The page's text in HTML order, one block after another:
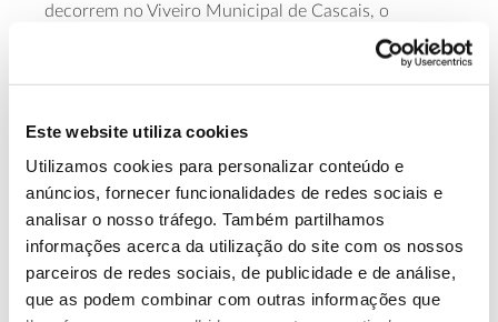
Este website utiliza cookies
Utilizamos cookies para personalizar conteúdo e
anúncios, fornecer funcionalidades de redes sociais e
analisar o nosso tráfego. Também partilhamos
informações acerca da utilização do site com os nossos
parceiros de redes sociais, de publicidade e de análise,
que as podem combinar com outras informações que
decorrem no Viveiro Municipal de Cascais, o
berçário das plantas que seguem depois para as
áreas ajardinadas e florestadas do município. É
necessária inscrição prévia.
13.07.2026
Genoma do priolo e de outras espécies em risco:
conhecer para conservar